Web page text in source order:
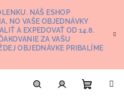
NÁŠ ESHOP
NO VAŠE OBJEDNÁVKY
A EXPEDOVAŤ OD 14.8.
ZA VAŠU
OBJEDNÁVKE PRIBALÍME